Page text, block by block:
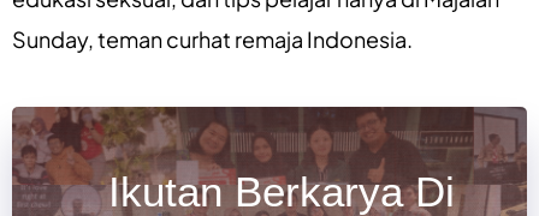
Sunday, teman curhat remaja Indonesia.
Ikutan Berkarya Di